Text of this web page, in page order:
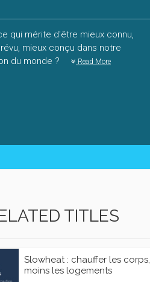
qui mérite d'être mieux connu,
mieux conçu dans notre
du monde ?
Read More
TITLES
Slowheat : chauffer les corps,
moins les logements